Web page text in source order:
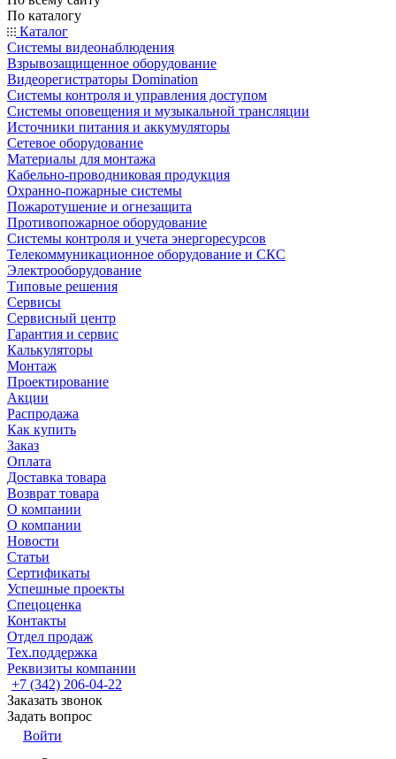
По каталогу
Каталог
Системы видеонаблюдения
Взрывозащищенное оборудование
Видеорегистраторы Domination
Системы контроля и управления доступом
Системы оповещения и музыкальной трансляции
Источники питания и аккумуляторы
Сетевое оборудование
Материалы для монтажа
Кабельно-проводниковая продукция
Охранно-пожарные системы
Пожаротушение и огнезащита
Противопожарное оборудование
Системы контроля и учета энергоресурсов
Телекоммуникационное оборудование и СКС
Электрооборудование
Типовые решения
Сервисы
Сервисный центр
Гарантия и сервис
Калькуляторы
Монтаж
Проектирование
Акции
Распродажа
Как купить
Заказ
Оплата
Доставка товара
Возврат товара
О компании
О компании
Новости
Статьи
Сертификаты
Успешные проекты
Спецоценка
Контакты
Отдел продаж
Тех.поддержка
Реквизиты компании
+7 (342) 206-04-22
Заказать звонок
Задать вопрос
Войти